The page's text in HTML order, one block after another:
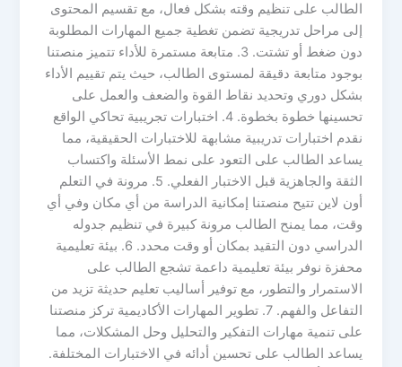
الطالب على تنظيم وقته بشكل فعال، مع تقسيم المحتوى
إلى مراحل تدريجية تضمن تغطية جميع المهارات المطلوبة
دون ضغط أو تشتت. 3. متابعة مستمرة للأداء تتميز منصتنا
بوجود متابعة دقيقة لمستوى الطالب، حيث يتم تقييم الأداء
بشكل دوري وتحديد نقاط القوة والضعف والعمل على
تحسينها خطوة بخطوة. 4. اختبارات تجريبية تحاكي الواقع
نقدم اختبارات تدريبية مشابهة للاختبارات الحقيقية، مما
يساعد الطالب على التعود على نمط الأسئلة واكتساب
الثقة والجاهزية قبل الاختبار الفعلي. 5. مرونة في التعلم
أون لاين تتيح منصتنا إمكانية الدراسة من أي مكان وفي أي
وقت، مما يمنح الطالب مرونة كبيرة في تنظيم جدوله
الدراسي دون التقيد بمكان أو وقت محدد. 6. بيئة تعليمية
محفزة نوفر بيئة تعليمية داعمة تشجع الطالب على
الاستمرار والتطور، مع توفير أساليب تعليم حديثة تزيد من
التفاعل والفهم. 7. تطوير المهارات الأكاديمية تركز منصتنا
على تنمية مهارات التفكير والتحليل وحل المشكلات، مما
يساعد الطالب على تحسين أدائه في الاختبارات المختلفة.